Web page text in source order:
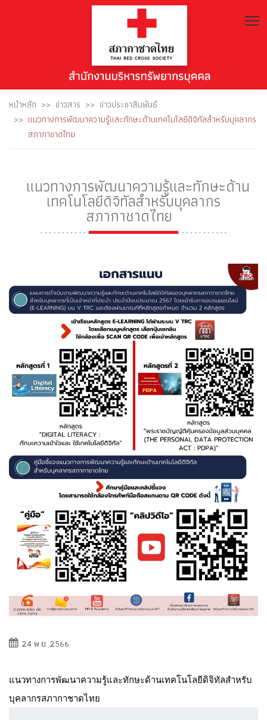
หน้าหลัก ข่าวสาร
ข่าวประชาสัมพันธ์
แนวทางการพัฒนาความรู้และทักษะด้านเทคโนโลยีดิจิทัลสำหรับบุคลากร
สภากาชาดไทย
แนวทางการพัฒนาความรู้และทักษะด้าน
เทคโนโลยีดิจิทัลสำหรับบุคลากร
สภากาชาดไทย
24 พ.ย. 2566
แนวทางการพัฒนาความรู้และทักษะด้านเทคโนโลยีดิจิทัลสำหรับ
บุคลากรสภากาชาดไทย